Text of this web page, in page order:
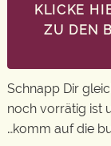
KLICKE
ZU DEN
Schnapp Dir
noch vorrätig ist
…komm auf die